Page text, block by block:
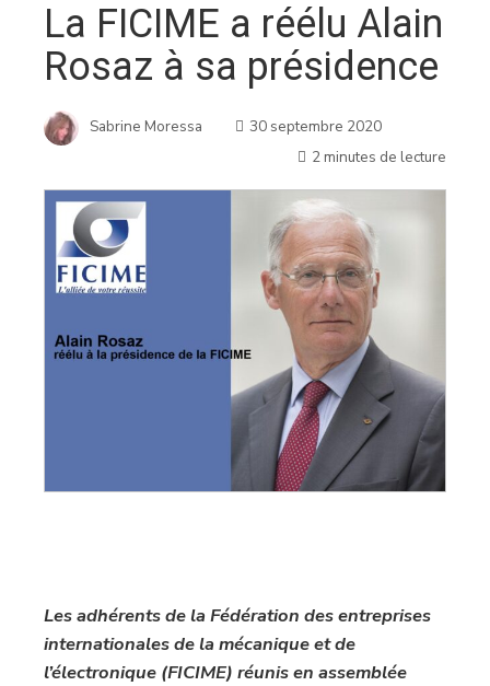
La FICIME a réélu Alain
Rosaz à sa présidence
Sabrine Moressa
30 septembre 2020
2 minutes de lecture
Les adhérents de la Fédération des entreprises
internationales de la mécanique et de
l’électronique (FICIME) réunis en assemblée